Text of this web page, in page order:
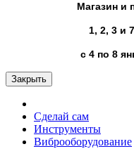
Магазин и
1, 2, 3 и
с 4 по 8
Закрыть
Сделай сам
Инструменты
Виброоборудование